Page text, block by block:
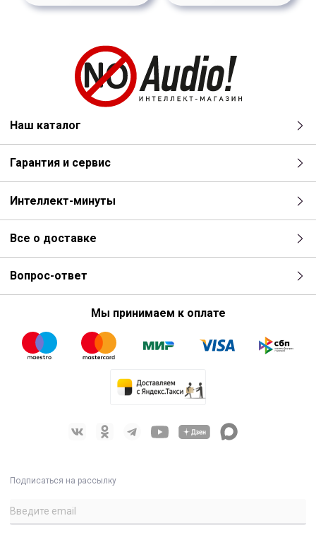
Наш каталог
Гарантия и сервис
Интеллект-минуты
Все о доставке
Вопрос-ответ
Мы принимаем к оплате
Подписаться на рассылку